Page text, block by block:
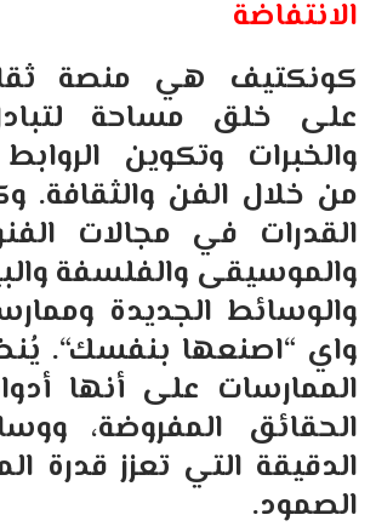
الانتفاضة
كونكتيف هي منصة
على خلق مساحة
والخبرات وتكوين الروابط
من خلال الفن والثقافة.
القدرات في مجالات
والموسيقى والفلسفة
والوسائط الجديدة
واي “اصنعها بنفسك“.
الممارسات على أنها
الحقائق المفروضة،
الدقيقة التي تعزز قدرة
الصمود.